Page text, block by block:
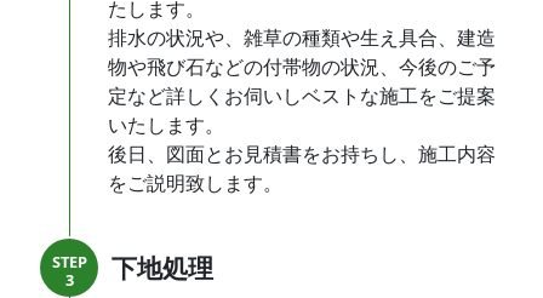
たします。
排水の状況や、雑草の種類や生え具合、建造
物や飛び石などの付帯物の状況、今後のご予
定など詳しくお伺いしベストな施工をご提案
いたします。
後日、図面とお見積書をお持ちし、施工内容
をご説明致します。
STEP
3
下地処理